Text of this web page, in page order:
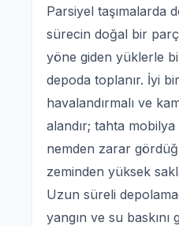
Parsiyel taşımalarda
sürecin doğal bir
yöne giden yüklerle
depoda toplanır. İyi
havalandırmalı ve
alandır; tahta
nemden zarar
zeminden yüksek
Uzun süreli
yangın ve su baskını